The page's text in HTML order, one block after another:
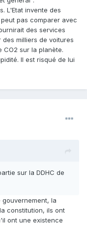
L'Etat invente des
pas comparer avec
des services
milliers de voitures
CO2 sur la planète.
Il est risqué de lui
sur la DDHC de
la
constitution, ils ont
ont une existence